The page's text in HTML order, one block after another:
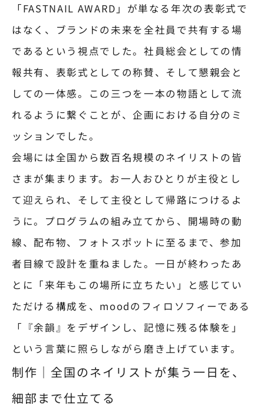
「FASTNAIL AWARD」が単なる年次の表彰式で
はなく、ブランドの未来を全社員で共有する場
であるという視点でした。社員総会としての情
報共有、表彰式としての称賛、そして懇親会と
しての一体感。この三つを一本の物語として流
れるように繋ぐことが、企画における自分のミ
ッションでした。
会場には全国から数百名規模のネイリストの皆
さまが集まります。お一人おひとりが主役とし
て迎えられ、そして主役として帰路につけるよ
うに。プログラムの組み立てから、開場時の動
線、配布物、フォトスポットに至るまで、参加
者目線で設計を重ねました。一日が終わったあ
とに「来年もこの場所に立ちたい」と感じてい
ただける構成を、moodのフィロソフィーである
「『余韻』をデザインし、記憶に残る体験を」
という言葉に照らしながら磨き上げています。
制作｜全国のネイリストが集う一日を、
細部まで仕立てる